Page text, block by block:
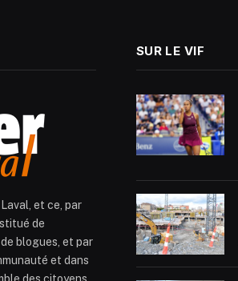
et ce, par
de
blogues, et par
et dans
des citoyens
SUR LE VIF